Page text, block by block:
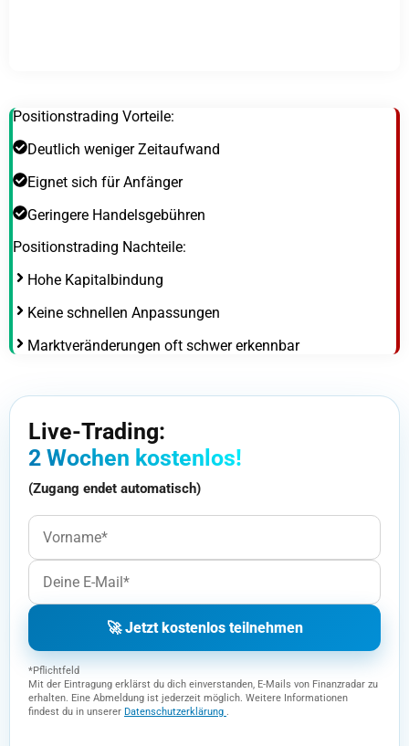
Positionstrading Vorteile:
Deutlich weniger Zeitaufwand
Eignet sich für Anfänger
Geringere Handelsgebühren
Positionstrading Nachteile:
Hohe Kapitalbindung
Keine schnellen Anpassungen
Marktveränderungen oft schwer erkennbar
Live-Trading:
2 Wochen kostenlos!
(Zugang endet automatisch)
🚀 Jetzt kostenlos teilnehmen
*Pflichtfeld
Mit der Eintragung erklärst du dich einverstanden, E-Mails von Finanzradar zu
erhalten. Eine Abmeldung ist jederzeit möglich. Weitere Informationen
findest du in unserer Datenschutzerklärung .